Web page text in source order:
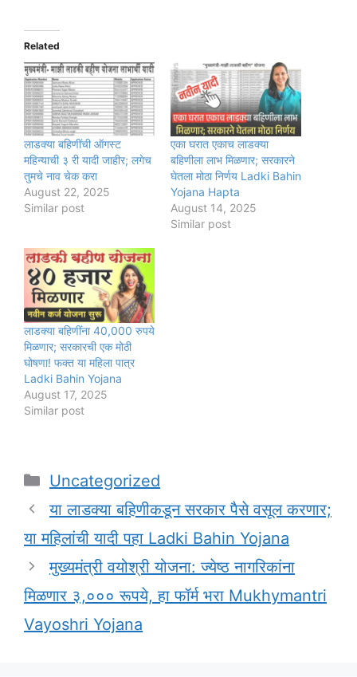
Related
लाडक्या बहिणींची ऑगस्ट
महिन्याची ३ री यादी जाहीर; लगेच
तुमचे नाव चेक करा
August 22, 2025
Similar post
एका घरात एकाच लाडक्या
बहिणीला लाभ मिळणार; सरकारने
घेतला मोठा निर्णय Ladki Bahin
Yojana Hapta
August 14, 2025
Similar post
लाडक्या बहिणींना 40,000 रुपये
मिळणार; सरकारची एक मोठी
घोषणा! फक्त या महिला पात्र
Ladki Bahin Yojana
August 17, 2025
Similar post
Categories
Uncategorized
या लाडक्या बहिणीकडून सरकार पैसे वसूल करणार;
या महिलांची यादी पहा Ladki Bahin Yojana
मुख्यमंत्री वयोश्री योजना: ज्येष्ठ नागरिकांना
मिळणार ३,००० रूपये, हा फॉर्म भरा Mukhymantri
Vayoshri Yojana